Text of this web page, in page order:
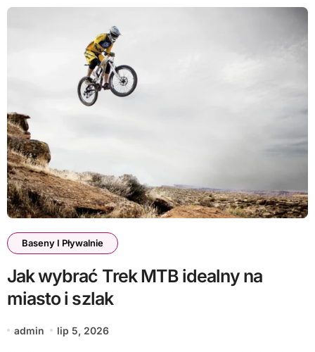
Baseny I Pływalnie
Jak wybrać Trek MTB idealny na
miasto i szlak
admin lip 5, 2026